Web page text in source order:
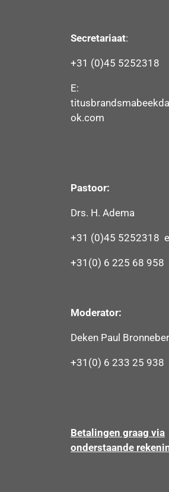
Secretariaat:
+31 (0)45 5252318
E:
ok.com
Pastoor:
Drs. H. Adema
+31 (0)45 5252318
+31(0) 6 225 68 958
Moderator:
Deken Paul
+31(0) 6 233 25 938
Betalingen graag via
onderstaande